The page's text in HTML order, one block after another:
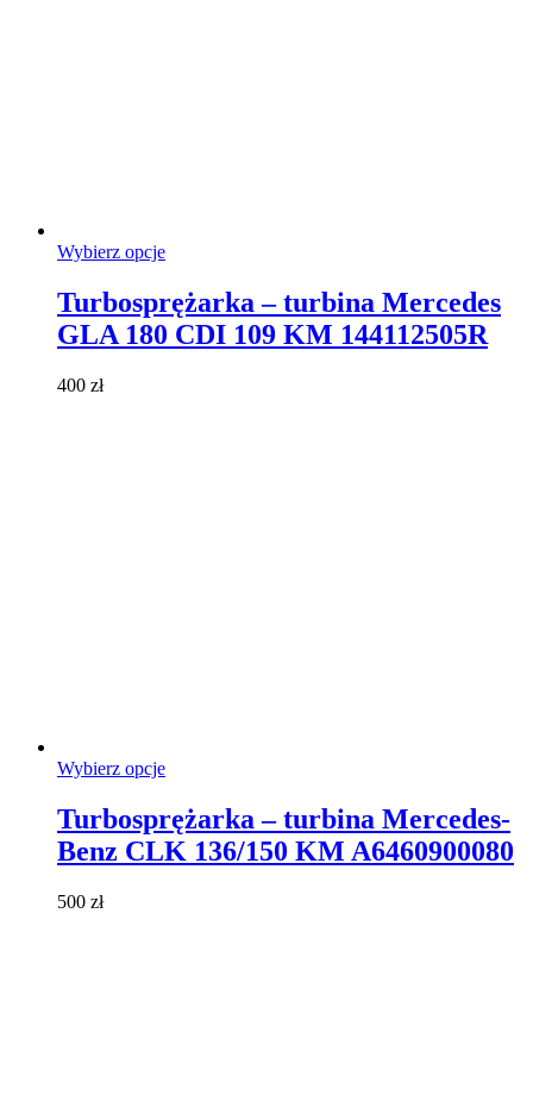
Wybierz opcjeTen
wiele
wariantów.
Turbosprężarka – turbina Mercedes
GLA 180 CDI 109 KM 144112505R
400 zł
Wybierz opcjeTen
wiele
wariantów.
Turbosprężarka – turbina Mercedes-
Benz CLK 136/150 KM A6460900080
500 zł